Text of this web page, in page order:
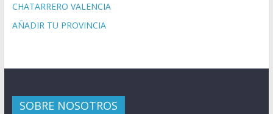
CHATARRERO VALENCIA
AÑADIR TU PROVINCIA
SOBRE NOSOTROS